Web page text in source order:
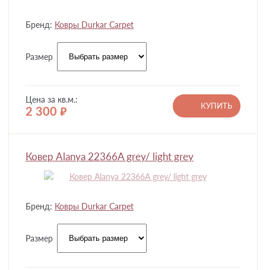
Бренд: Ковры Durkar Carpet
Размер
Цена за кв.м.:
2 300 руб.
КУПИТЬ
Ковер Alanya 22366A grey/ light grey
Бренд: Ковры Durkar Carpet
Размер